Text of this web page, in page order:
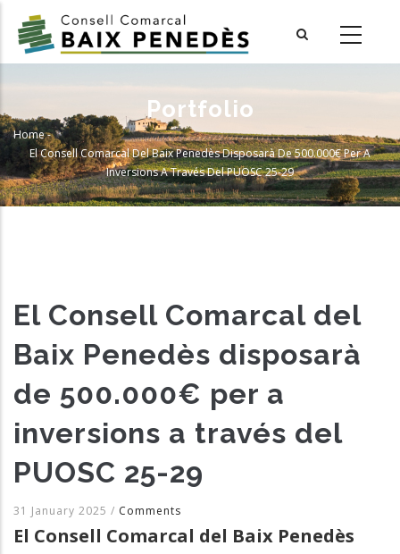
main
Portfolio
Breadcrumb
Home-
El Consell Comarcal Del Baix Penedès Disposarà De 500.000€ Per A
Inversions A Través Del PUOSC 25-29
El Consell Comarcal del
Baix Penedès disposarà
de 500.000€ per a
inversions a través del
PUOSC 25-29
31 January 2025 / Comments
El Consell Comarcal del Baix Penedès